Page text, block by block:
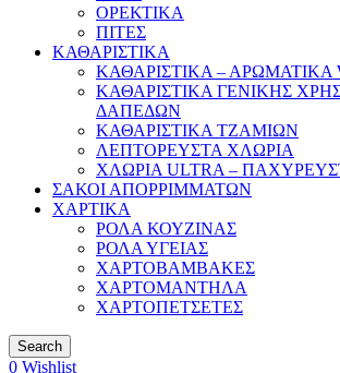
ΟΡΕΚΤΙΚΑ
ΠΙΤΕΣ
ΚΑΘΑΡΙΣΤΙΚΑ
ΚΑΘΑΡΙΣΤΙΚΑ – ΑΡΩΜΑΤΙΚΑ
ΚΑΘΑΡΙΣΤΙΚΑ ΓΕΝΙΚΗΣ
ΔΑΠΕΔΩΝ
ΚΑΘΑΡΙΣΤΙΚΑ ΤΖΑΜΙΩΝ
ΛΕΠΤΟΡΕΥΣΤΑ ΧΛΩΡΙΑ
ΧΛΩΡΙΑ ULTRA –
ΣΑΚΟΙ ΑΠΟΡΡΙΜΜΑΤΩΝ
ΧΑΡΤΙΚΑ
ΡΟΛΑ ΚΟΥΖΙΝΑΣ
ΡΟΛΑ ΥΓΕΙΑΣ
ΧΑΡΤΟΒΑΜΒΑΚΕΣ
ΧΑΡΤΟΜΑΝΤΗΛΑ
ΧΑΡΤΟΠΕΤΣΕΤΕΣ
Search
0 Wishlist